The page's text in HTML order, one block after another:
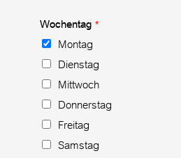
Wochentag*
Montag
Dienstag
Mittwoch
Donnerstag
Freitag
Samstag